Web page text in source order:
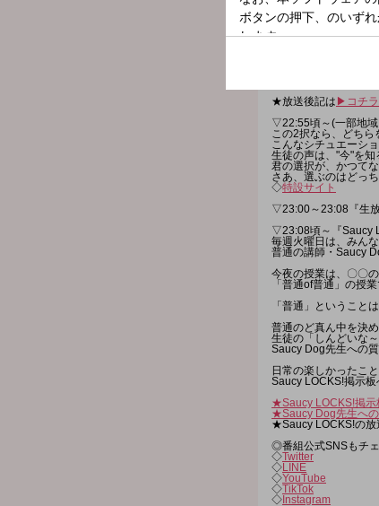
▽22:15頃～ 『期間限
9月の5週目は、
札幌を中心に全国で
今夜の授業は、文化
Xでは、「#スクール
★放送後記は ▶︎コチ
▽22:55頃～(一部地域
この2択なら、どちら
こんなシチュエーシ
生徒の声は、"今"を知
君の選択が、かつて
さあ、選ぶのはどっち
◇特設サイト
▽23:00～23:08『生
▽23:08頃～『Saucy
毎週火曜日は、みん
普通の講師・Saucy
今夜の授業は、〇〇
「普通of普通」の授業
「普通」ということ
普通のど真ん中を決
生徒の「しんどいな
Saucy Dog先生への
日常の楽しかったこ
Saucy LOCKS!掲示板
★Saucy LOCKS!掲示
★Saucy Dog先生へ
★Saucy LOCKS!の放
◎番組公式SNSもチ
◇Twitter
◇LINE
◇YouTube
◇TikTok
◇ Instagram